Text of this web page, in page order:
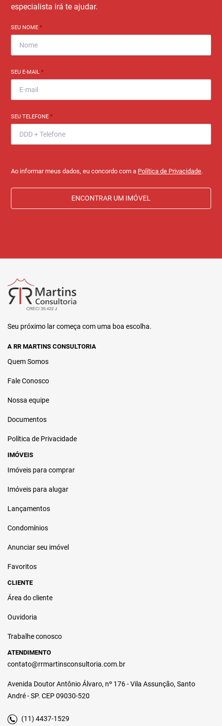
especialista irá te ajudar.
SEU NOME*
SEU E-MAIL*
SEU TELEFONE*
Ao informar meus dados, eu concordo com a Política de Privacidade.
ENCONTRAR UM IMÓVEL
Seu próximo lar começa com uma boa escolha.
A RR MARTINS CONSULTORIA
Quem Somos
Fale Conosco
Nossa equipe
Documentos
Política de Privacidade
IMÓVEIS
Imóveis para comprar
Imóveis para alugar
Lançamentos
Condomínios
Anunciar seu imóvel
Favoritos
CLIENTE
Área do cliente
Ouvidoria
Trabalhe conosco
ATENDIMENTO
contato@rrmartinsconsultoria.com.br
Avenida Doutor Antônio Álvaro, nº 176 - Vila Assunção, Santo
André - SP. CEP 09030-520
(11) 4437-1529